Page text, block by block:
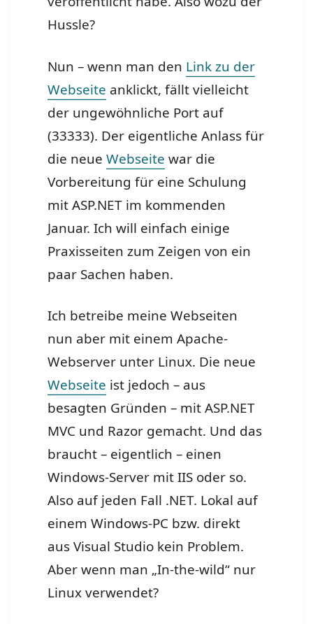
Hussle?
Nun – wenn man den Link zu der
Webseite anklickt, fällt vielleicht
der ungewöhnliche Port auf
(33333). Der eigentliche Anlass für
die neueWebseite war die
Vorbereitung für eine Schulung
mit ASP.NET im kommenden
Januar. Ich will einfach einige
Praxisseiten zum Zeigen von ein
paar Sachen haben.
Ich betreibe meine Webseiten
nun aber mit einem Apache-
Webserver unter Linux. Die neue
Webseite ist jedoch – aus
besagten Gründen – mit ASP.NET
MVC und Razor gemacht. Und das
braucht – eigentlich – einen
Windows-Server mit IIS oder so.
Also auf jeden Fall .NET. Lokal auf
einem Windows-PC bzw. direkt
aus Visual Studio kein Problem.
Aber wenn man „In-the-wild“ nur
Linux verwendet?